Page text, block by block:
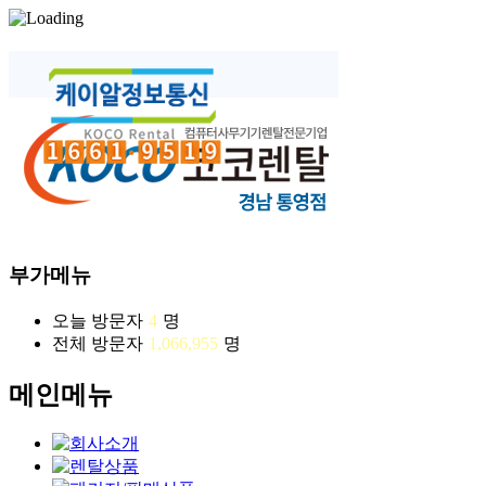
부가메뉴
오늘 방문자 4 명
전체 방문자 1,066,955 명
메인메뉴